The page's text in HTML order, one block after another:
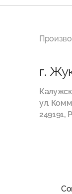
г.
ул.
249191,